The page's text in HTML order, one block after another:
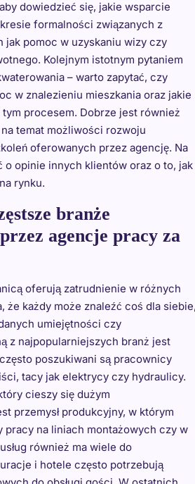
dowiedzieć się, jakie wsparcie
formalności związanych z
jak pomoc w uzyskaniu wizy czy
Kolejnym istotnym pytaniem
– warto zapytać, czy
w znalezieniu mieszkania oraz jakie
tym procesem. Dobrze jest również
temat możliwości rozwoju
oferowanych przez agencję. Na
o opinie innych klientów oraz o to, jak
rynku.
branże
agencje pracy za
oferują zatrudnienie w różnych
że każdy może znaleźć coś dla
umiejętności czy
z najpopularniejszych branż jest
poszukiwani są pracownicy
tacy jak elektrycy czy hydraulicy.
cieszy się dużym
przemysł produkcyjny, w którym
pracy na liniach montażowych czy w
również ma wiele do
i hotele często potrzebują